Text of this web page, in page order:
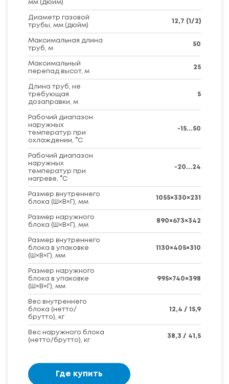
мм (дюйм)
Диаметр газовой
трубы, мм (дюйм)
12,7 (1/2)
Максимальная длина
труб, м
50
Максимальный
перепад высот, м
25
Длина труб, не
требующая
дозаправки, м
5
Рабочий диапазон
наружных
температур при
охлаждении, °C
-15...50
Рабочий диапазон
наружных
температур при
нагреве, °C
-20...24
Размер внутреннего
блока (Ш×В×Г), мм
1055×330×231
Размер наружного
блока (Ш×В×Г), мм
890×673×342
Размер внутреннего
блока в упаковке
(Ш×В×Г), мм
1130×405×310
Размер наружного
блока в упаковке
(Ш×В×Г), мм
995×740×398
Вес внутреннего
блока (нетто/
брутто), кг
12,4 / 15,9
Вес наружного блока
(нетто/брутто), кг
38,3 / 41,5
Где купить